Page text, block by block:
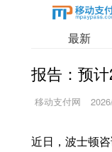
最新
报告：预
移动支付网
近日，波士顿